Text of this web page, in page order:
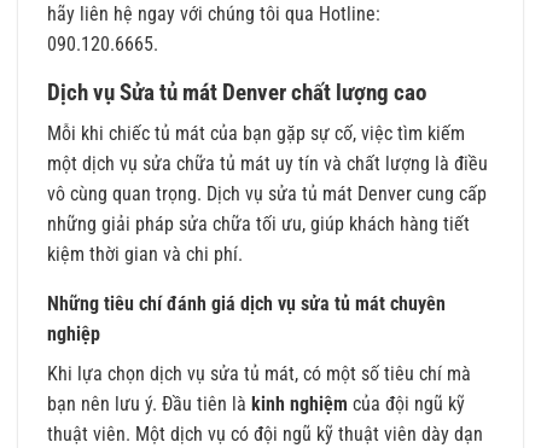
hãy liên hệ ngay với chúng tôi qua Hotline:
090.120.6665.
Dịch vụ Sửa tủ mát Denver chất lượng cao
Mỗi khi chiếc tủ mát của bạn gặp sự cố, việc tìm kiếm
một dịch vụ sửa chữa tủ mát uy tín và chất lượng là điều
vô cùng quan trọng. Dịch vụ sửa tủ mát Denver cung cấp
những giải pháp sửa chữa tối ưu, giúp khách hàng tiết
kiệm thời gian và chi phí.
Những tiêu chí đánh giá dịch vụ sửa tủ mát chuyên
nghiệp
Khi lựa chọn dịch vụ sửa tủ mát, có một số tiêu chí mà
bạn nên lưu ý. Đầu tiên là kinh nghiệm của đội ngũ kỹ
thuật viên. Một dịch vụ có đội ngũ kỹ thuật viên dày dạn